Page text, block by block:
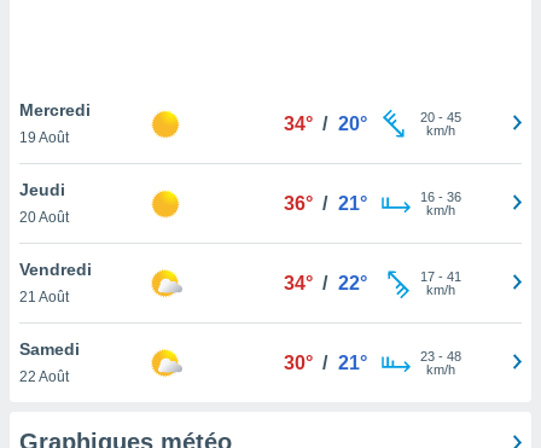
notre
que
et que
Mercredi
19 Août
34° / 20° 20- 45
km/h
Jeudi
20 Août
36° / 21° 16- 36
km/h
Vendredi
21 Août
34° / 22° 17- 41
km/h
Samedi
22 Août
30° / 21° 23- 48
km/h
Graphiques météo